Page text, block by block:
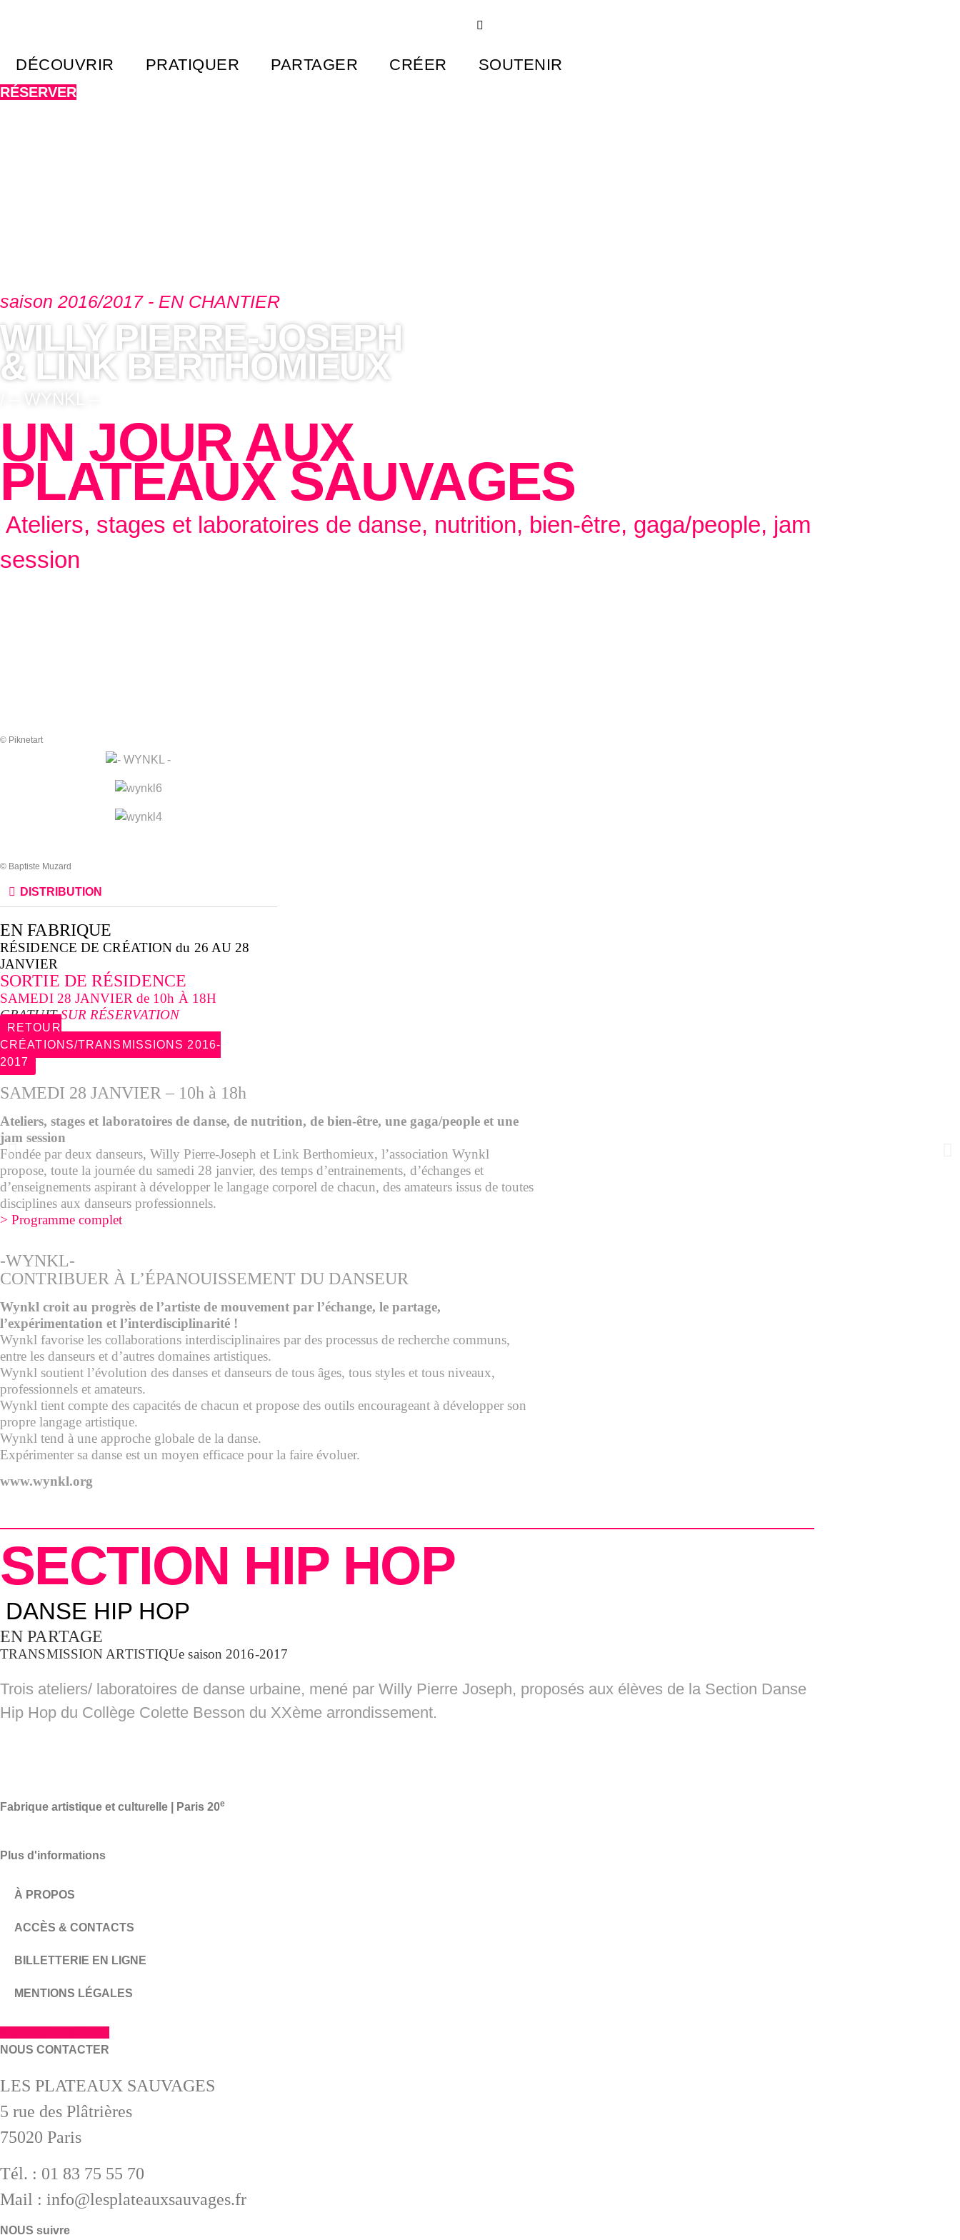
DÉCOUVRIR PRATIQUER PARTAGER CRÉER SOUTENIR
RÉSERVER
saison 2016/2017 - EN CHANTIER
WILLY PIERRE-JOSEPH
& LINK BERTHOMIEUX
/ – WYNKL –
UN JOUR AUX
PLATEAUX SAUVAGES
Ateliers, stages et laboratoires de danse, nutrition, bien-être, gaga/people, jam
session
© Piknetart
© Baptiste Muzard
DISTRIBUTION
EN FABRIQUE
RÉSIDENCE DE CRÉATION du 26 AU 28
JANVIER
SORTIE DE RÉSIDENCE
SAMEDI 28 JANVIER de 10h À 18H
GRATUITSUR RÉSERVATION
RETOUR
CRÉATIONS/TRANSMISSIONS 2016-
2017
SAMEDI 28 JANVIER – 10h à 18h
Ateliers, stages et laboratoires de danse, de nutrition, de bien-être, une gaga/people et une
jam session
Fondée par deux danseurs, Willy Pierre-Joseph et Link Berthomieux, l’association Wynkl
propose, toute la journée du samedi 28 janvier, des temps d’entrainements, d’échanges et
d’enseignements aspirant à développer le langage corporel de chacun, des amateurs issus de toutes
disciplines aux danseurs professionnels.
> Programme complet
-WYNKL-
CONTRIBUER À L’ÉPANOUISSEMENT DU DANSEUR
Wynkl croit au progrès de l’artiste de mouvement par l’échange, le partage,
l’expérimentation et l’interdisciplinarité !
Wynkl favorise les collaborations interdisciplinaires par des processus de recherche communs,
entre les danseurs et d’autres domaines artistiques.
Wynkl soutient l’évolution des danses et danseurs de tous âges, tous styles et tous niveaux,
professionnels et amateurs.
Wynkl tient compte des capacités de chacun et propose des outils encourageant à développer son
propre langage artistique.
Wynkl tend à une approche globale de la danse.
Expérimenter sa danse est un moyen efficace pour la faire évoluer.
www.wynkl.org
SECTION HIP HOP
DANSE HIP HOP
EN PARTAGE
TRANSMISSION ARTISTIQUe saison 2016-2017
Trois ateliers/ laboratoires de danse urbaine, mené par Willy Pierre Joseph, proposés aux élèves de la Section Danse
Hip Hop du Collège Colette Besson du XXème arrondissement.
Fabrique artistique et culturelle | Paris 20e
Plus d'informations
À PROPOS
ACCÈS & CONTACTS
BILLETTERIE EN LIGNE
MENTIONS LÉGALES
NOUS CONTACTER
LES PLATEAUX SAUVAGES
5 rue des Plâtrières
75020 Paris
Tél. : 01 83 75 55 70
Mail : info@lesplateauxsauvages.fr
NOUS suivre